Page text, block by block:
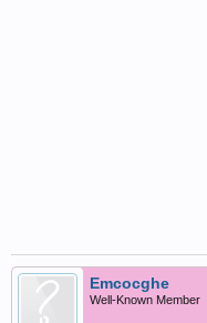
Emcocghe
Well-Known Member